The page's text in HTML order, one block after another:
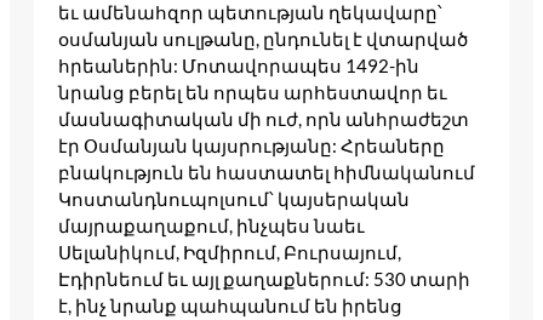
եւ ամենահզոր պետության ղեկավարը՝
օսմանյան սուլթանը, ընդունել է վտարված
հրեաներին: Մոտավորապես 1492-ին
նրանց բերել են որպես արհեստավոր եւ
մասնագիտական մի ուժ, որն անհրաժեշտ
էր Օսմանյան կայսրությանը: Հրեաները
բնակություն են հաստատել հիմնականում
Կոստանդնուպոլսում՝ կայսերական
մայրաքաղաքում, ինչպես նաեւ
Սելանիկում, Իզմիրում, Բուրսայում,
Էդիրնեում եւ այլ քաղաքներում: 530 տարի
է, ինչ նրանք պահպանում են իրենց